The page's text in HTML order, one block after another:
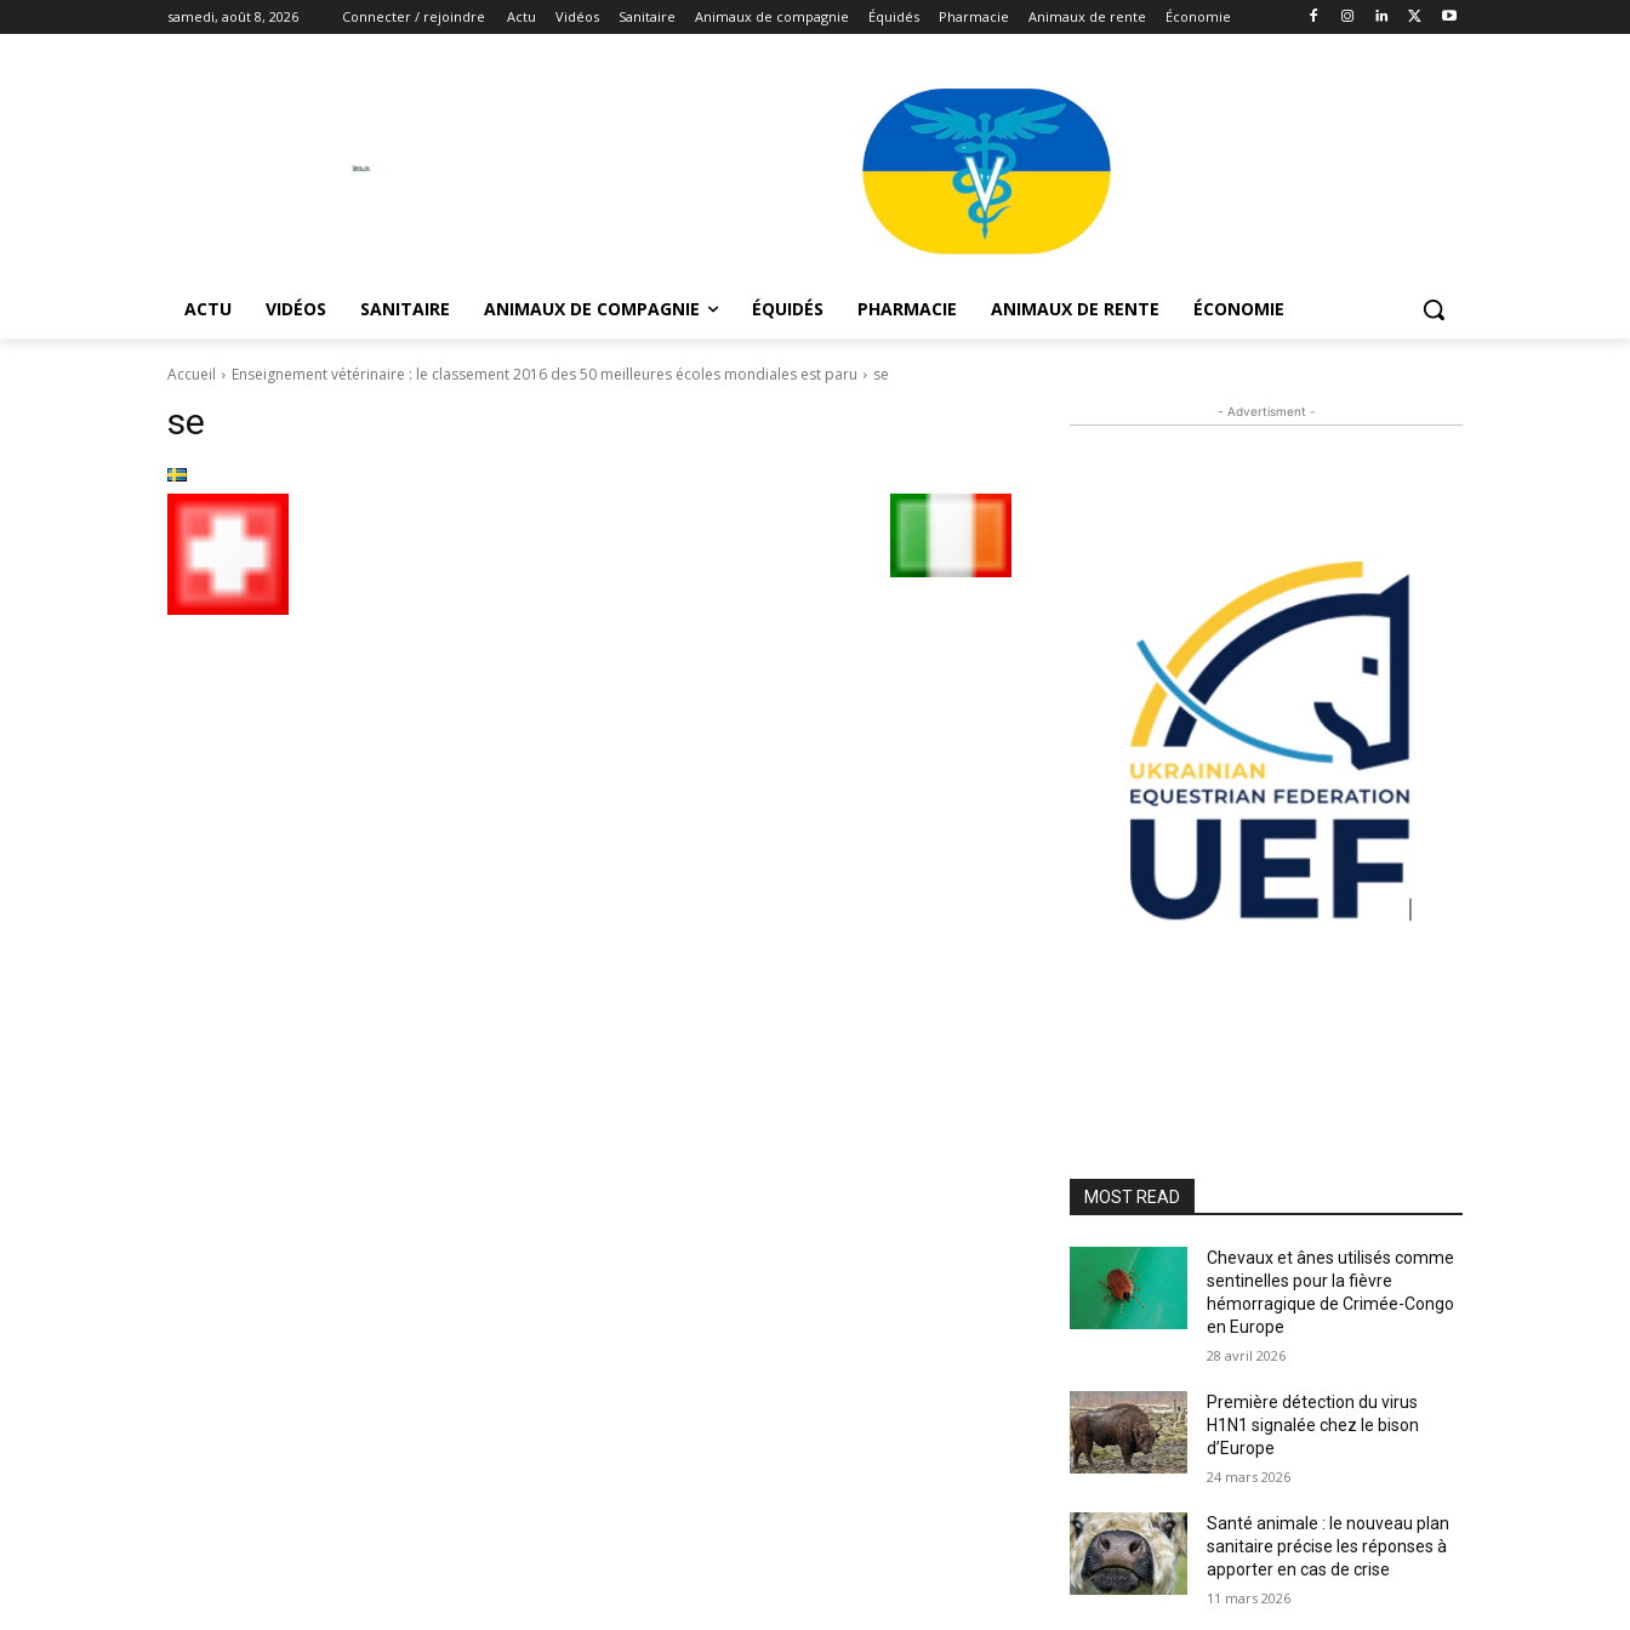
samedi, août 8, 2026 Connecter / rejoindre Actu Vidéos Sanitaire Animaux de compagnie Équidés Pharmacie Animaux de rente Économie
ACTU VIDÉOS SANITAIRE ANIMAUX DE COMPAGNIE ÉQUIDÉS PHARMACIE ANIMAUX DE RENTE ÉCONOMIE
Accueil Enseignement vétérinaire : le classement 2016 des 50 meilleures écoles mondiales est paru se
se - Advertisment -
MOST READ
Chevaux et ânes utilisés comme
sentinelles pour la fièvre
hémorragique de Crimée-Congo
en Europe
28 avril 2026
Première détection du virus
H1N1 signalée chez le bison
d’Europe
24 mars 2026
Santé animale : le nouveau plan
sanitaire précise les réponses à
apporter en cas de crise
11 mars 2026